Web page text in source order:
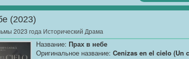
охоту за спрятанным...
(2023)
2023 года Исторический Драма
Название: Прах в небе
Оригинальное название: Cenizas en el cielo (Un